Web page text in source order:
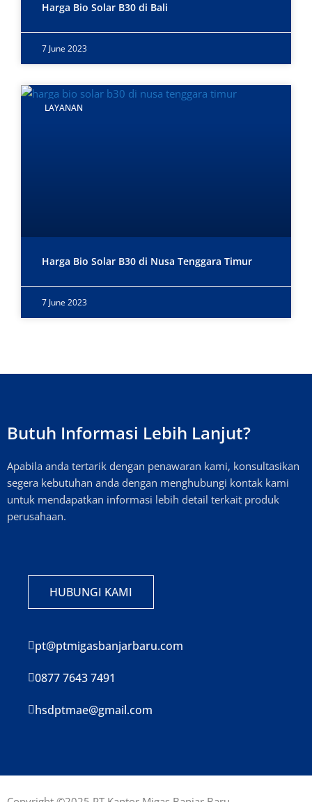
Harga Bio Solar B30 di Bali
7 June 2023
LAYANAN
Harga Bio Solar B30 di Nusa Tenggara Timur
7 June 2023
Butuh Informasi Lebih Lanjut?
Apabila anda tertarik dengan penawaran kami, konsultasikan
segera kebutuhan anda dengan menghubungi kontak kami
untuk mendapatkan informasi lebih detail terkait produk
perusahaan.
HUBUNGI KAMI
pt@ptmigasbanjarbaru.com
0877 7643 7491
hsdptmae@gmail.com